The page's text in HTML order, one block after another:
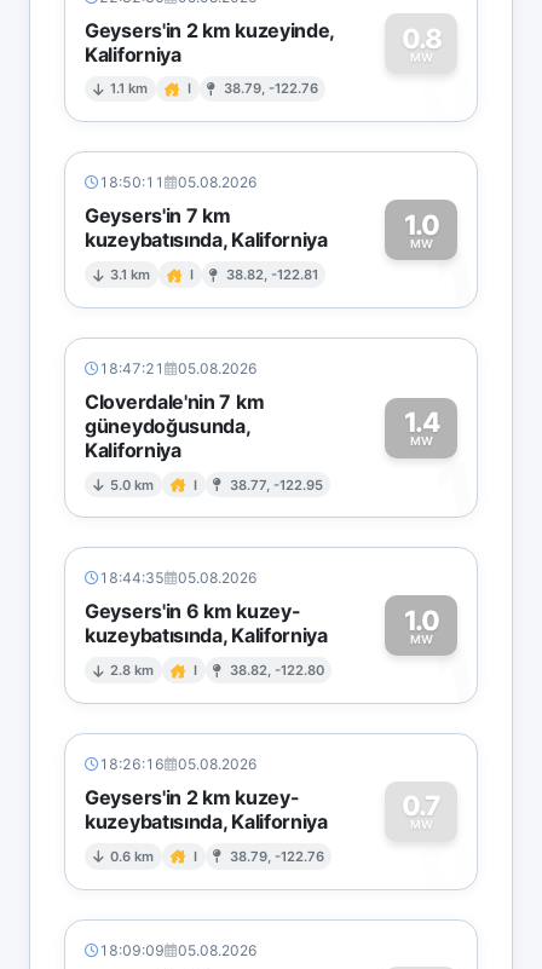
Geysers'in 2 km kuzeyinde,
Kaliforniya
1.1 km I 38.79, -122.76
0.8
MW
0
18:50:11 05.08.2026
Geysers'in 7 km
kuzeybatısında, Kaliforniya
3.1 km I 38.82, -122.81
1.0
MW1
18:47:21 05.08.2026
Cloverdale'nin 7 km
güneydoğusunda,
Kaliforniya
5.0 km I 38.77, -122.95
1.4
MW
1
18:44:35 05.08.2026
Geysers'in 6 km kuzey-
kuzeybatısında, Kaliforniya
2.8 km I 38.82, -122.80
1.0
MW1
18:26:16 05.08.2026
Geysers'in 2 km kuzey-
kuzeybatısında, Kaliforniya
0.6 km I 38.79, -122.76
0.7
MW
0
18:09:09 05.08.2026